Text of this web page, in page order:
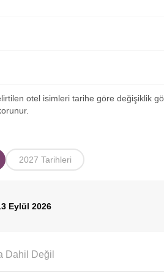
otel isimleri tarihe göre değişiklik
2027 Tarihleri
Eylül 2026
Dahil Değil